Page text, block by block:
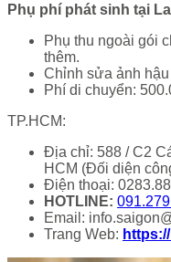
Phụ phí phát sinh tại
Phụ thu ngoài gói
thêm.
Chỉnh sửa ảnh
Phí di chuyển:
TP.HCM:
Địa chỉ: 588 / C2
HCM (Đối diện
Điện thoại:
HOTLINE:
Email:
Trang Web: